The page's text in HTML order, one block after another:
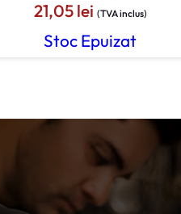
21,05lei (TVA inclus)
Stoc Epuizat